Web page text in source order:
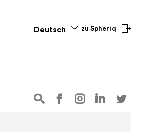
Deutsch zu Spheriq